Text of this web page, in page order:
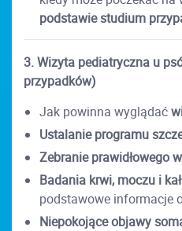
podstawie studium
3. Wizyta pediatryczna u
przypadków)
Jak powinna wyglądać
Ustalanie programu
Zebranie prawidłowego
Badania krwi, moczu i
podstawowe informacje
Niepokojące objawy